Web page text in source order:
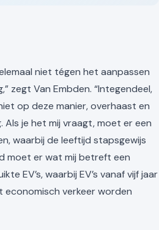
niet tégen het aanpassen
zegt Van Embden. “Integendeel,
op deze manier, overhaast en
Als je het mij vraagt, moet er een
waarbij de leeftijd stapsgewijs
moet er wat mij betreft een
EV’s, waarbij EV’s vanaf vijf jaar
verkeer worden